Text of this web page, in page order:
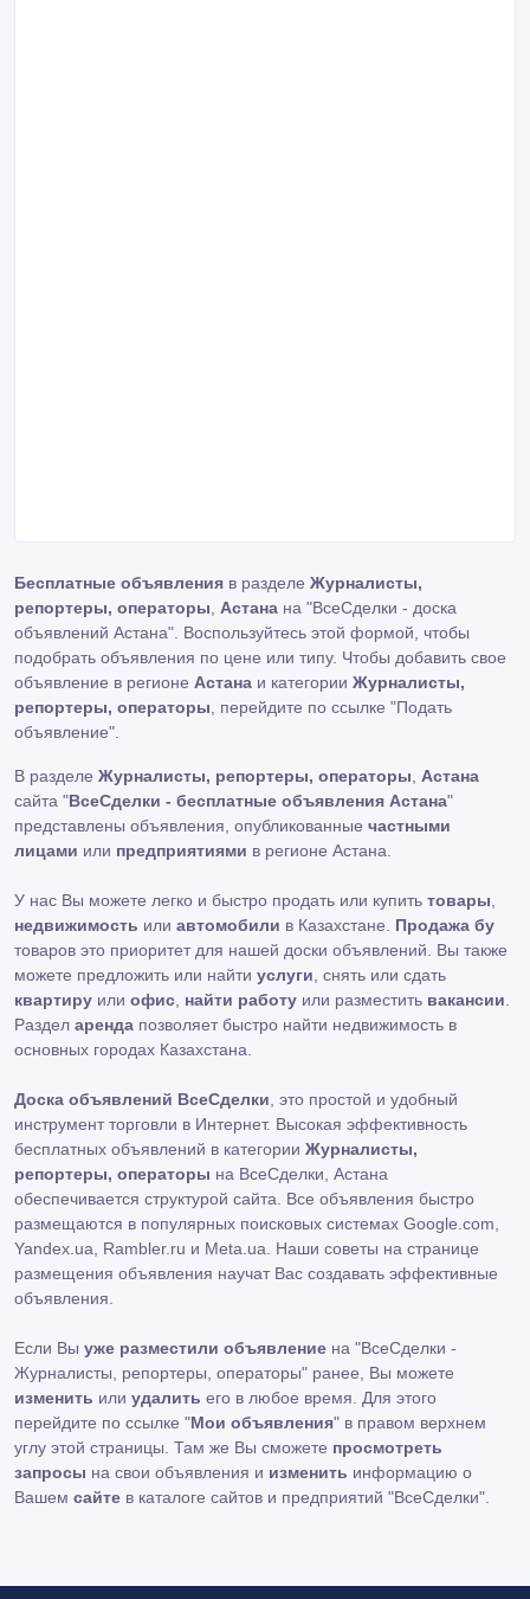
Бесплатные объявления в разделе Журналисты,
репортеры, операторы
Астана на "ВсеСделки - доска
объявлений Астана". Воспользуйтесь этой формой, чтобы
подобрать объявления по цене или типу. Чтобы добавить свое
объявление в регионе Астана и категории Журналисты,
репортеры, операторы , перейдите по ссылке "Подать
объявление"
В разделе Журналисты, репортеры, операторы
Астана
сайта "ВсеСделки - бесплатные объявления Астана"
представлены объявления, опубликованные частными
лицами или предприятиями в регионе Астана.
У нас Вы можете легко и быстро продать или купить товары
недвижимость или автомобили в Казахстане. Продажа бу
товаров это приоритет для нашей доски объявлений. Вы также
можете предложить или найти услуги , снять или сдать
квартиру или офис найти работу или разместить вакансии
Раздел аренда позволяет быстро найти недвижимость в
основных городах Казахстана.
Доска объявлений ВсеСделки , это простой и удобный
инструмент торговли в Интернет. Высокая эффективность
бесплатных объявлений в категории Журналисты,
репортеры, операторы на ВсеСделки, Астана
обеспечивается структурой сайта. Все объявления быстро
размещаются в популярных поисковых системах Google.com,
Yandex.ua, Rambler.ru и Meta.ua. Наши советы на странице
размещения объявления научат Вас создавать эффективные
объявления.
Если Вы уже разместили объявление на "ВсеСделки -
Журналисты, репортеры, операторы" ранее, Вы можете
изменить или удалить его в любое время. Для этого
перейдите по ссылке "Мои объявления" в правом верхнем
углу этой страницы. Там же Вы сможете просмотреть
запросы на свои объявления и изменить информацию о
Вашем сайте в каталоге сайтов и предприятий "ВсеСделки".